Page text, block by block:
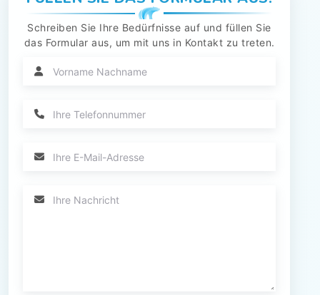
Schreiben Sie Ihre Bedürfnisse auf und füllen Sie
das Formular aus, um mit uns in Kontakt zu treten.